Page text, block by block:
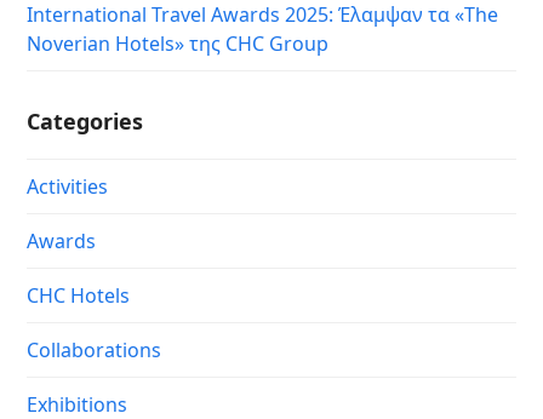
International Travel Awards 2025: Έλαμψαν τα «The
Noverian Hotels» της CHC Group
Categories
Activities
Awards
CHC Hotels
Collaborations
Exhibitions